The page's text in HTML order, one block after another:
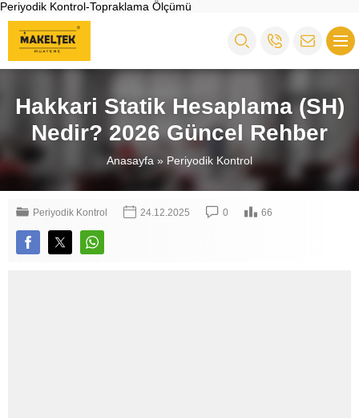
Periyodik Kontrol-Topraklama Ölçümü
Hakkari Statik Hesaplama (SH)
Nedir? 2026 Güncel Rehber
Anasayfa » Periyodik Kontrol
Periyodik Kontrol 24.12.2025 0 66